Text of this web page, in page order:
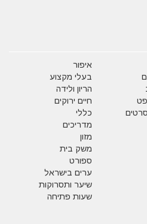
איפור
בעלי מקצוע
הריון ולידה
חיים ירוקים
כללי
מדריכים
מזון
משק בית
ספורט
ערים בישראל
שיער ותסרוקות
שעות פתיחה